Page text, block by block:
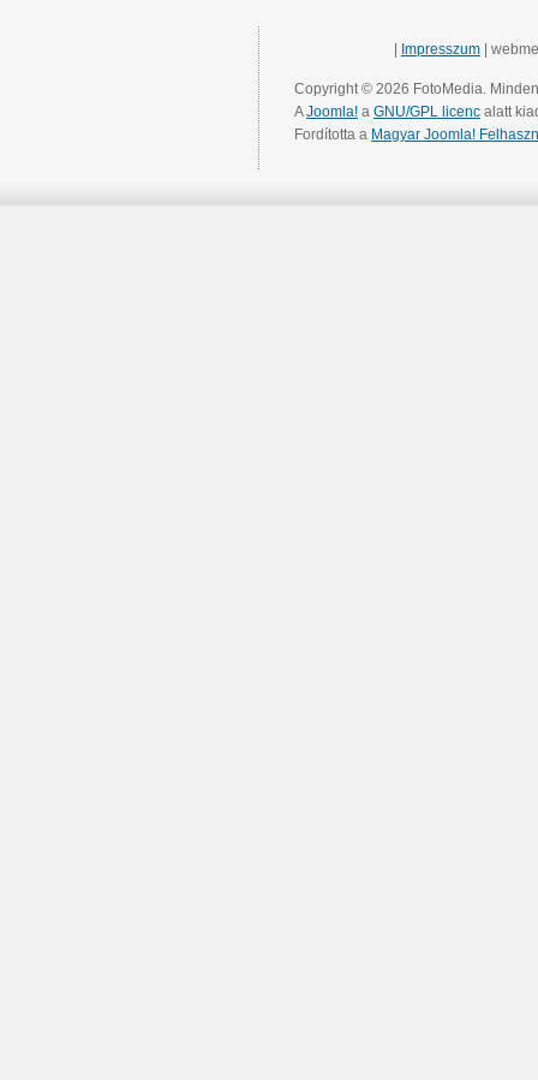
Impresszum |
Copyright © 2026 FotoMedia.
AJoomla! a GNU/GPL licenc alatt
Fordította a Magyar Joomla!